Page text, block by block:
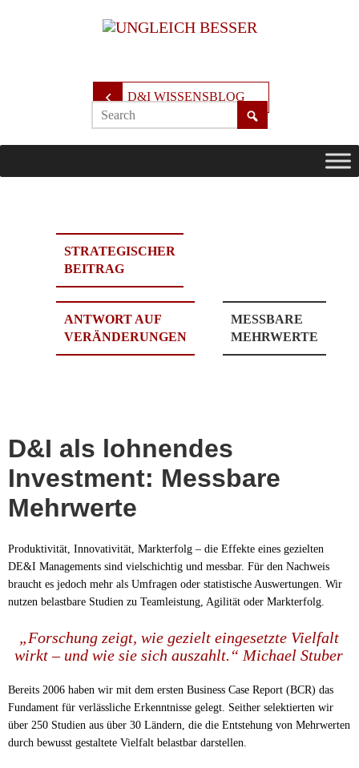
D&I WISSENSBLOG
STRATEGISCHER
BEITRAG
ANTWORT AUF
VERÄNDERUNGEN
MESSBARE
MEHRWERTE
D&I als lohnendes
Investment: Messbare
Mehrwerte
Produktivität, Innovativität, Markterfolg – die Effekte eines gezielten
DE&I Managements sind vielschichtig und messbar. Für den Nachweis
braucht es jedoch mehr als Umfragen oder statistische Auswertungen. Wir
nutzen belastbare Studien zu Teamleistung, Agilität oder Markterfolg.
„Forschung zeigt, wie gezielt eingesetzte Vielfalt
wirkt – und wie sie sich auszahlt.“ Michael Stuber
Bereits 2006 haben wir mit dem ersten Business Case Report (BCR) das
Fundament für verlässliche Erkenntnisse gelegt. Seither selektierten wir
über 250 Studien aus über 30 Ländern, die die Entstehung von Mehrwerten
durch bewusst gestaltete Vielfalt belastbar darstellen.